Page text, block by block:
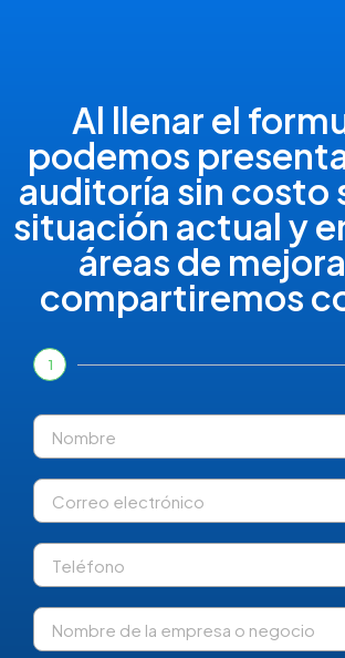
Al llenar el
podemos
auditoría sin costo
situación actual y
áreas de
compartiremos
1